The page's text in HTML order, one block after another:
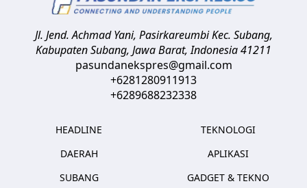
Jl. Jend. Achmad Yani, Pasirkareumbi Kec. Subang,
Kabupaten Subang, Jawa Barat,Indonesia41211
pasundanekspres@gmail.com
+6281280911913
+6289688232338
HEADLINE
DAERAH
SUBANG
TEKNOLOGI
APLIKASI
GADGET & TEKNO